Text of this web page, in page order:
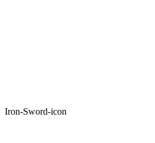
Iron-Sword-icon